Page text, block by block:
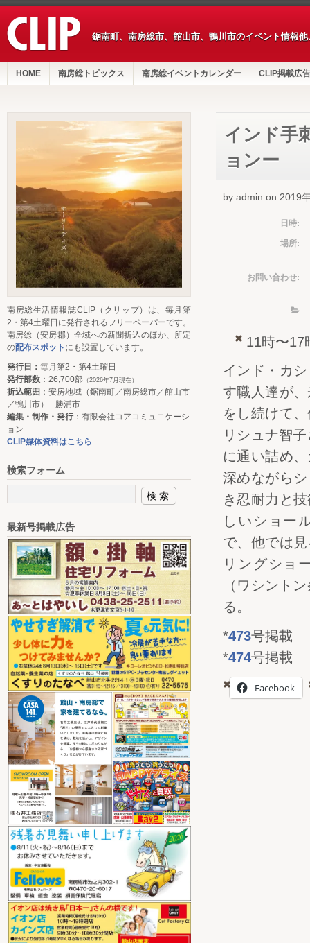
鋸南町、南房総市、館山市、鴨川市のイベント情報
HOME 南房総トピックス 南房総イベントカレンダー CLIP掲載広告
インド手
ョンー
by admin on 2019
日時:
場所:
お問い合わせ:
11時〜17
インド・カ
す職人達が
をし続けて
リシュナ智
に通い詰め
深めながら
き忍耐力と
しいショー
で、他では
リングショ
（ワシント
る。
*473号掲載
*474号掲載
Facebook
南房総生活情報誌CLIP（クリップ）は、毎月第
2・第4土曜日に発行されるフリーペーパーです。
南房総（安房郡）全域への新聞折込のほか、所定
の配布スポット にも設置しています。
発行日： 毎月第2・第4土曜日
発行部数 ：26,700部 （2026年7月現在）
折込範囲 ：安房地域（鋸南町／南房総市／館山市
／鴨川市）+ 勝浦市
編集・制作・発行：有限会社コアコミュニケーシ
ョン
CLIP媒体資料はこちら
検索フォーム
最新号掲載広告